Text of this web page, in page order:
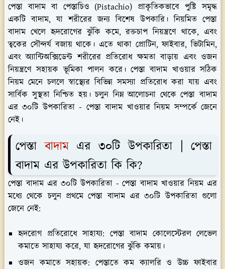
পেস্তা বাদাম বা পেস্তাচিও (Pistachio) প্রাকৃতিকভাবে পুষ্টি সমৃদ্ধ
একটি বাদাম, যা শরীরের জন্য বিশেষ উপকারি। নিয়মিত পেস্তা
বাদাম খেলে হৃদরোগের ঝুঁকি কমে, রক্তচাপ নিয়ন্ত্রণে থাকে, এবং
ত্বকের সৌন্দর্য বজায় থাকে। এতে থাকা প্রোটিন, ফাইবার, ভিটামিন,
এবং অ্যান্টিঅক্সিডেন্ট শরীরের প্রতিরোধ ক্ষমতা বাড়ায় এবং ওজন
নিয়ন্ত্রণে সহায়ক ভূমিকা পালন করে। পেস্তা বাদাম খাওয়ার সঠিক
নিয়ম মেনে চললে স্বাস্থ্যের বিভিন্ন সমস্যা প্রতিরোধ করা যায় এবং
সার্বিক সুস্থতা নিশ্চিত হয়। চলুন নিম্ন আলোচনা থেকে পেস্তা বাদাম
এর ৩০টি উপকারিতা - পেস্তা বাদাম খাওয়ার নিয়ম সম্পর্কে জেনে
নেই।
পেস্তাবাদামএর ৩০টি উপকারিতা | পেস্তা
বাদাম এর উপকারিতা কি কি?
পেস্তা বাদাম এর ৩০টি উপকারিতা - পেস্তা বাদাম খাওয়ার নিয়ম এর
মধ্যে থেকে চলুন প্রথমে পেস্তা বাদাম এর ৩০টি উপকারিতা গুলো
জেনে নেই:
হৃদরোগ প্রতিরোধে সাহায্য: পেস্তা বাদাম কোলেস্টেরল লেভেল
কমাতে সাহায্য করে, যা হৃদরোগের ঝুঁকি কমায়।
ওজন কমাতে সহায়ক: পেস্তাতে কম ক্যালরি ও উচ্চ ফাইবার